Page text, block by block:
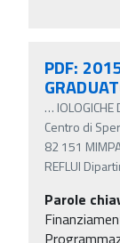
PDF:
… IOLOGICHE
Centro di
82 151
REFLUI
Parole